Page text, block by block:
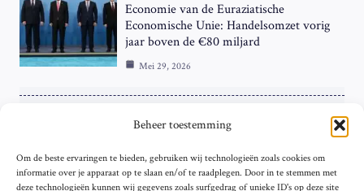
Beheer toestemming
Om de beste ervaringen te bieden, gebruiken wij technologieën zoals cookies om
informatie over je apparaat op te slaan en/of te raadplegen. Door in te stemmen met
deze technologieën kunnen wij gegevens zoals surfgedrag of unieke ID's op deze site
Economie van de Euraziatische
Economische Unie: Handelsomzet vorig
jaar boven de €80 miljard
Mei 29, 2026
Hardnekkige Inflatie bij de ‘Grote Vier’
van de Eurozone